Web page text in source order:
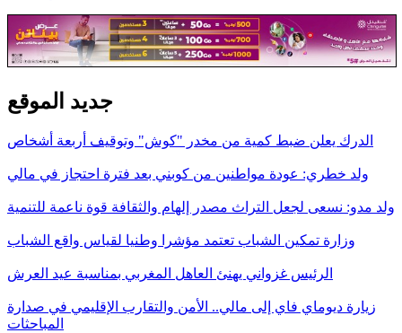
جديد الموقع
الدرك يعلن ضبط كمية من مخدر "كوش" وتوقيف أربعة أشخاص
ولد خطري: عودة مواطنين من كوبني بعد فترة احتجاز في مالي
ولد مدو: نسعى لجعل التراث مصدر إلهام والثقافة قوة ناعمة للتنمية
وزارة تمكين الشباب تعتمد مؤشرا وطنيا لقياس واقع الشباب
الرئيس غزواني يهنئ العاهل المغربي بمناسبة عيد العرش
زيارة ديوماي فاي إلى مالي.. الأمن والتقارب الإقليمي في صدارة
المباحثات